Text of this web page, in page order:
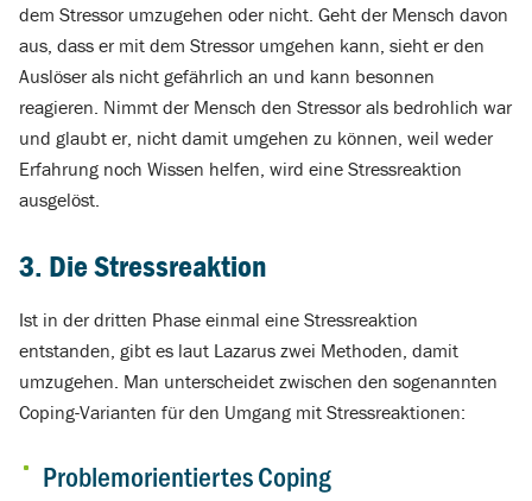
dem Stressor umzugehen oder nicht. Geht der Mensch davon
aus, dass er mit dem Stressor umgehen kann, sieht er den
Auslöser als nicht gefährlich an und kann besonnen
reagieren. Nimmt der Mensch den Stressor als bedrohlich war
und glaubt er, nicht damit umgehen zu können, weil weder
Erfahrung noch Wissen helfen, wird eine Stressreaktion
ausgelöst.
3. Die Stressreaktion
Ist in der dritten Phase einmal eine Stressreaktion
entstanden, gibt es laut Lazarus zwei Methoden, damit
umzugehen. Man unterscheidet zwischen den sogenannten
Coping-Varianten für den Umgang mit Stressreaktionen:
Problemorientiertes Coping